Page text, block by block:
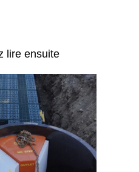
lire ensuite